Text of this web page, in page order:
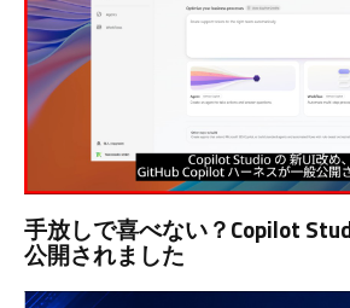
手放しで喜べない？Copilot
公開されました